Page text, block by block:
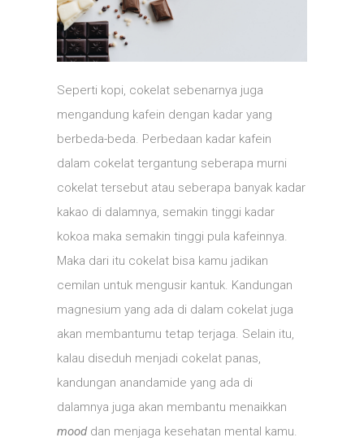
Seperti kopi, cokelat sebenarnya juga
mengandung kafein dengan kadar yang
berbeda-beda. Perbedaan kadar kafein
dalam cokelat tergantung seberapa murni
cokelat tersebut atau seberapa banyak kadar
kakao di dalamnya, semakin tinggi kadar
kokoa maka semakin tinggi pula kafeinnya.
Maka dari itu cokelat bisa kamu jadikan
cemilan untuk mengusir kantuk. Kandungan
magnesium yang ada di dalam cokelat juga
akan membantumu tetap terjaga. Selain itu,
kalau diseduh menjadi cokelat panas,
kandungan anandamide yang ada di
dalamnya juga akan membantu menaikkan
mooddan menjaga kesehatan mental kamu.